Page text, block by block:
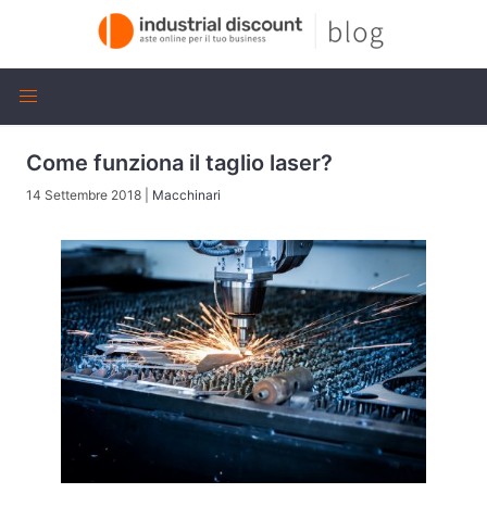
Come funziona il taglio laser?
14 Settembre 2018 Macchinari